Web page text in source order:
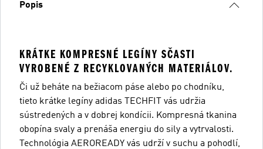
Popis
KRÁTKE KOMPRESNÉ LEGÍNY SČASTI
VYROBENÉ Z RECYKLOVANÝCH MATERIÁLOV.
Či už beháte na bežiacom páse alebo po chodníku,
tieto krátke legíny adidas TECHFIT vás udržia
sústredených a v dobrej kondícii. Kompresná tkanina
obopína svaly a prenáša energiu do sily a vytrvalosti.
Technológia AEROREADY vás udrží v suchu a pohodlí,